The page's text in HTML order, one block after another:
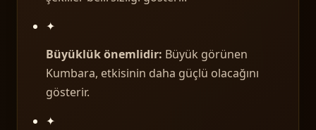
✦
Büyüklük önemlidir: Büyük görünen
Kumbara, etkisinin daha güçlü olacağını
gösterir.
✦